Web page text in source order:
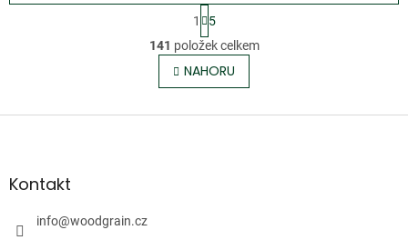
O
v
l
á
S
t
r
á
n
k
v
1
5
141 položek celkem
NAHORU
Z
aKontakt
info@woodgrain.cz